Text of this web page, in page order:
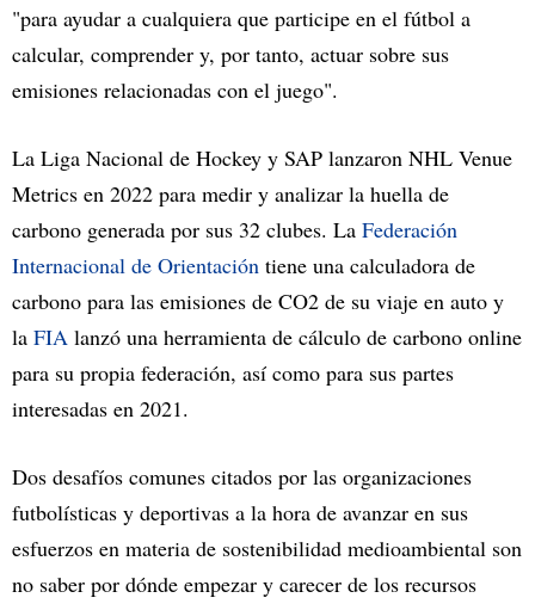
"para ayudar a cualquiera que participe en el fútbol a
calcular, comprender y, por tanto, actuar sobre sus
emisiones relacionadas con el juego".
La Liga Nacional de Hockey y SAP lanzaron NHL Venue
Metrics en 2022 para medir y analizar la huella de
carbono generada por sus 32 clubes. La Federación
Internacional de Orientación tiene una calculadora de
carbono para las emisiones de CO2 de su viaje en auto y
la FIA lanzó una herramienta de cálculo de carbono online
para su propia federación, así como para sus partes
interesadas en 2021.
Dos desafíos comunes citados por las organizaciones
futbolísticas y deportivas a la hora de avanzar en sus
esfuerzos en materia de sostenibilidad medioambiental son
no saber por dónde empezar y carecer de los recursos